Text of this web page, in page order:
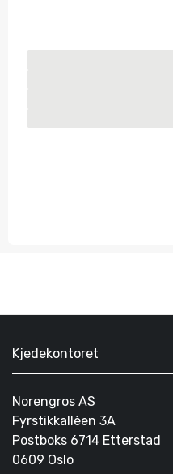
Kjedekontoret
Norengros AS
Fyrstikkallèen 3A
Postboks 6714 Etterstad
0609 Oslo